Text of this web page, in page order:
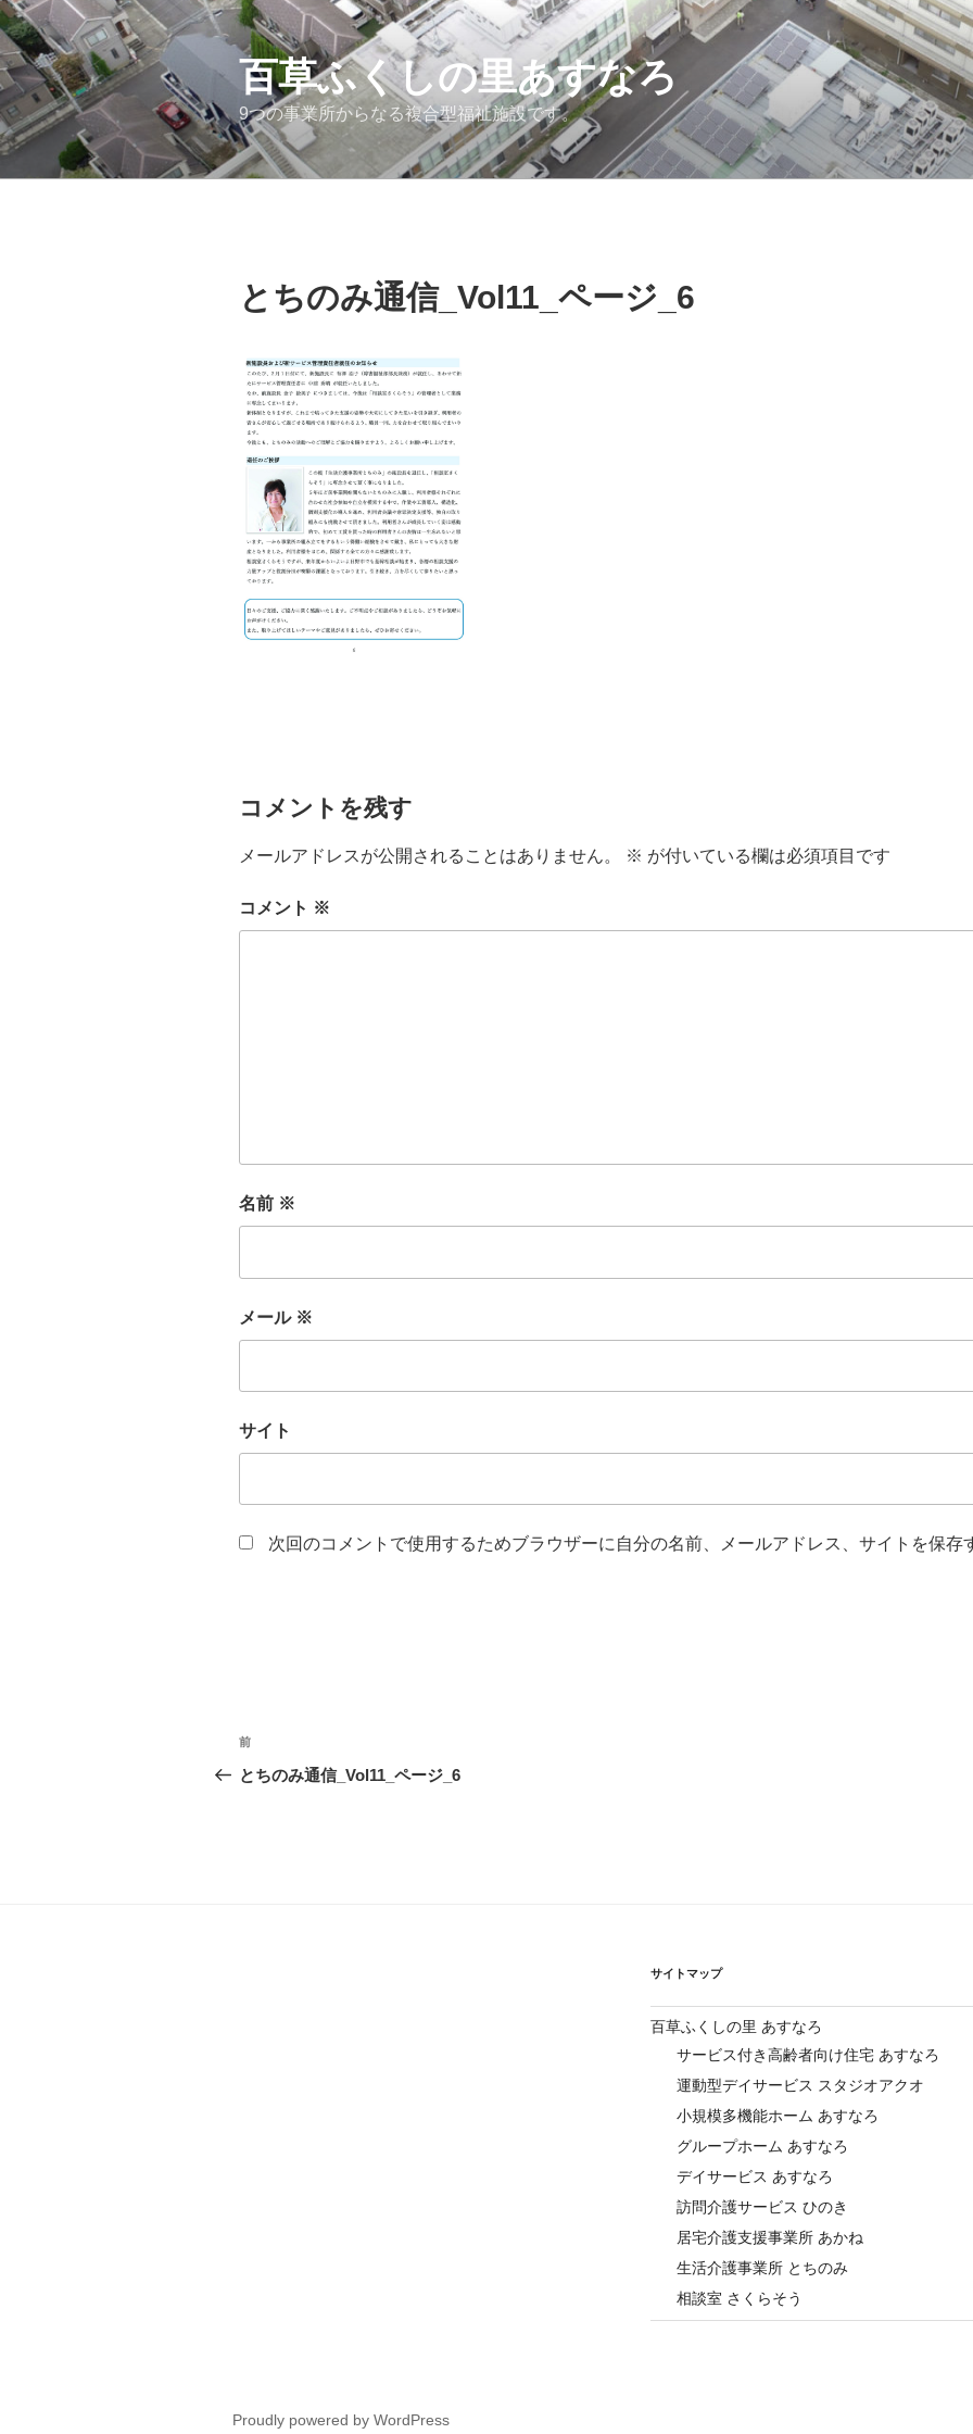
コ
ン
テ
ン
ツ
へ
百草ふくしの里あすなろ
9つの事業所からなる複合型福祉施設です。
とちのみ通信_Vol11_ページ_6
コメントを残す
メールアドレスが公開されることはありません。 ※ が付いている欄は必須項目です
コメント ※
名前 ※
メール ※
サイト
次回のコメントで使用するためブラウザーに自分の名前、メールアドレス、サイトを保存
投
稿
前
の
前
とちのみ通信_Vol11_ページ_6
サイトマップ
百草ふくしの里 あすなろ
サービス付き高齢者向け住宅 あすなろ
運動型デイサービス スタジオアクオ
小規模多機能ホーム あすなろ
グループホーム あすなろ
デイサービス あすなろ
訪問介護サービス ひのき
居宅介護支援事業所 あかね
生活介護事業所 とちのみ
相談室 さくらそう
Proudly powered by WordPress